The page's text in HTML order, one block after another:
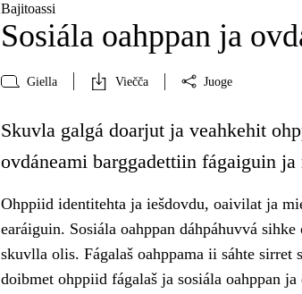
Bajitoassi
Sosiála oahppan ja
Giella Viečča Juoge
Skuvla galgá doarjut ja veahkehit
ovdáneami barggadettiin fágaiguin
Ohppiid identitehta ja iešdovdu, oaivilat ja
earáiguin. Sosiála oahppan dáhpáhuvvá
skuvlla olis. Fágalaš oahppama ii sáhte sirret
doibmet ohppiid fágalaš ja sosiála oahppan ja